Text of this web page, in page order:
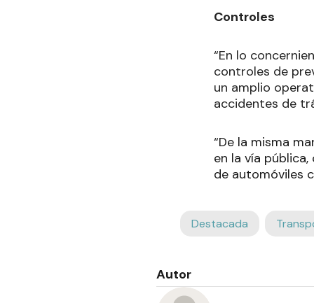
Controles
“En lo
controles de
un amplio
accidentes de
“De la misma
en la vía
de automóviles
Destacada
Autor